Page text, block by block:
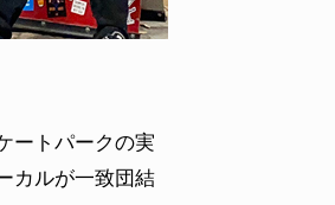
ートパークの実
カルが一致団結